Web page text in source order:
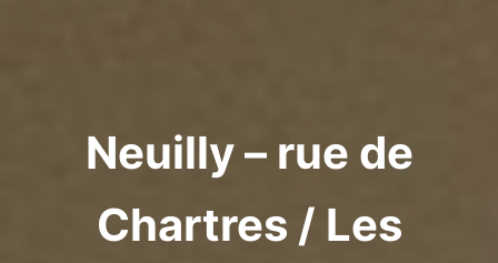
Neuilly – rue de
Chartres / Les